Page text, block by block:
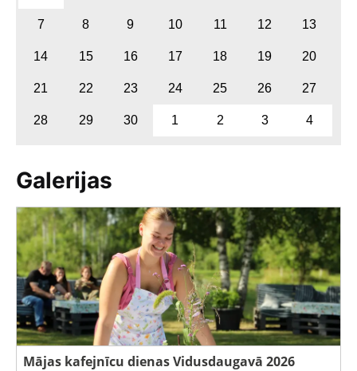
7 8 9 10 11 12 13
14 15 16 17 18 19 20
21 22 23 24 25 26 27
28 29 30 1 2 3 4
Galerijas
Mājas kafejnīcu dienas Vidusdaugavā 2026